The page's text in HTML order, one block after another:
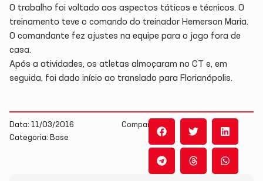
O trabalho foi voltado aos aspectos táticos e técnicos. O
treinamento teve o comando do treinador Hemerson Maria.
O comandante fez ajustes na equipe para o jogo fora de
casa.
Após a atividades, os atletas almoçaram no CT e, em
seguida, foi dado início ao translado para Florianópolis.
Data: 11/03/2016
Categoria: Base
Compartilhe: